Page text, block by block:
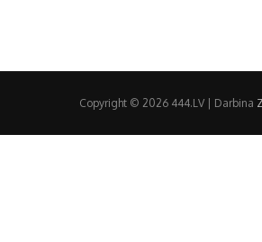
Copyright © 2026 444.LV | Darbina